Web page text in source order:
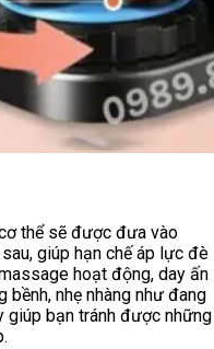
thể sẽ được đưa vào
giúp hạn chế áp lực đè
hoạt động, day ấn
bềnh, nhẹ nhàng như đang
giúp bạn tránh được những